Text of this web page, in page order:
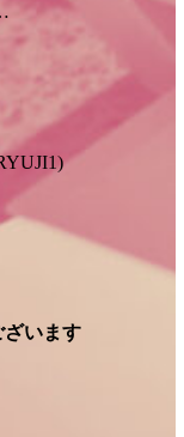
ざいます